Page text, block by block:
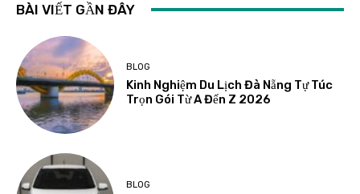
BÀI VIẾT GẦN ĐÂY
BLOG
Kinh Nghiệm Du Lịch Đà Nẵng Tự Túc
Trọn Gói Từ A Đến Z 2026
BLOG